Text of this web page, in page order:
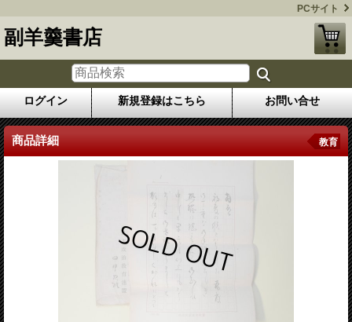
PCサイト
副羊羹書店
ログイン 新規登録はこちら お問い合せ
商品詳細 教育